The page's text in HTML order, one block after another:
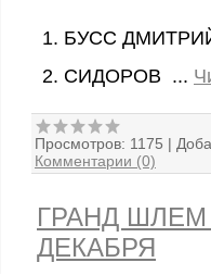
1. БУСС
2. СИДОРОВ ...
Просмотров: 1175 |
Комментарии (0)
ГРАНД
ДЕКАБРЯ